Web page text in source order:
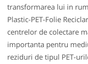
transformarea lui in
Plastic-PET-Folie
centrelor de colectare
importanta pentru
reziduri de tipul PET-